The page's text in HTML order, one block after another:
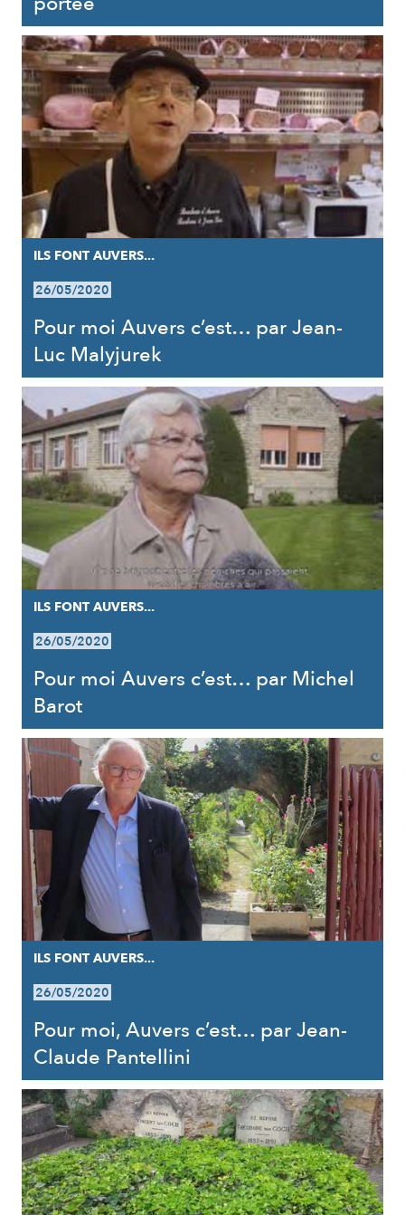
ILS FONT AUVERS...
26/05/2020
Pour moi Auvers c’est… par Jean-
Luc Malyjurek
ILS FONT AUVERS...
26/05/2020
Pour moi Auvers c’est… par Michel
Barot
ILS FONT AUVERS...
26/05/2020
Pour moi, Auvers c’est… par Jean-
Claude Pantellini